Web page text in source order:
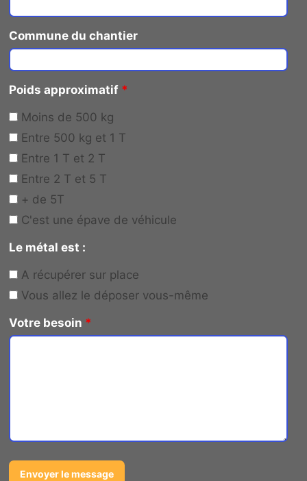
Commune du chantier
Poids approximatif *
Moins de 500 kg
Entre 500 kg et 1 T
Entre 1 T et 2 T
Entre 2 T et 5 T
+ de 5T
C'est une épave de véhicule
Le métal est :
A récupérer sur place
Vous allez le déposer vous-même
Votre besoin *